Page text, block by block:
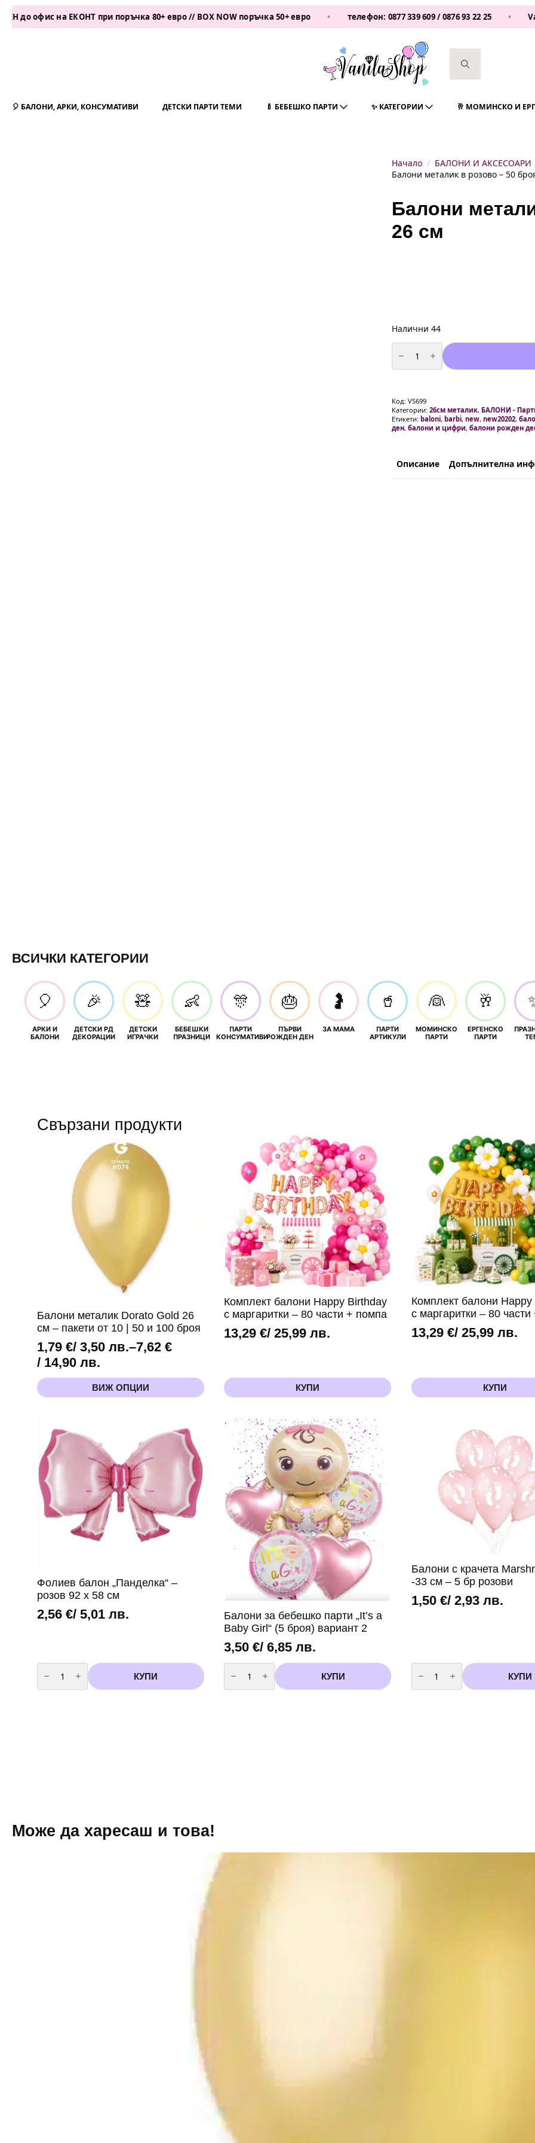
на ЕКОНТ при поръчка 80+ евро // BOX NOW поръчка 50+ евро • телефон:0877 339 609/0876 93 22 25 •
🎈 БАЛОНИ, АРКИ, КОНСУМАТИВИ ДЕТСКИ ПАРТИ ТЕМИ 🍼 БЕБЕШКО ПАРТИ ✨ КАТЕГОРИИ 🥂 МОМИНСКО И
Начало БАЛОНИ И АКСЕСОАРИ
Балони металик в розово – 50
Балони
26 см
Налични 44
количество
за
Балони
металик
-
50
броя
-
26
Код: VS699
Категории: 26см металик, БАЛОНИ -
Етикети: baloni, barbi, new, new20202,
ден, балони и цифри, балони рожден
Описание Допълнителна
ВСИЧКИ КАТЕГОРИИ
🎈
АРКИ И
БАЛОНИ
🎉
ДЕТСКИ РД
ДЕКОРАЦИИ
🧸
ДЕТСКИ
ИГРАЧКИ
👶
БЕБЕШКИ
ПРАЗНИЦИ
🎊
ПАРТИ
КОНСУМАТИВИ
🎂
ПЪРВИ
РОЖДЕН ДЕН
🤰
ЗА МАМА
🥤
ПАРТИ
АРТИКУЛИ
👰
МОМИНСКО
ПАРТИ
🥂
ЕРГЕНСКО
ПАРТИ
Свързани продукти
Балони металик Dorato Gold 26
см – пакети от 10 | 50 и 100 броя
1,79 €/ 3,50 лв.–7,62 €
/ 14,90 лв.
Price
range:
1,79 €
through
7,62 €
/
14,90 лв.
ВИЖ ОПЦИИ
This
product
variants.
The
options
may
be
chosen
on
the
product
Комплект балони Happy Birthday
с маргаритки – 80 части + помпа
13,29€/ 25,99 лв.
КУПИ
Комплект балони Happy
с маргаритки – 80
13,29 €/ 25,99 лв.
КУПИ
Фолиев балон „Панделка“ –
розов 92 х 58 см
2,56 €/ 5,01 лв.
количество
за
Фолиев
балон
КУПИ
Балони за бебешко парти „It’s a
Baby Girl“ (5 броя) вариант 2
3,50€/ 6,85 лв.
количество
за
Балони
за
КУПИ
Балони с крачета
-33 см – 5 бр розови
1,50 €/ 2,93 лв.
количество
за
Балони
с
КУПИ
Може да харесаш и това!